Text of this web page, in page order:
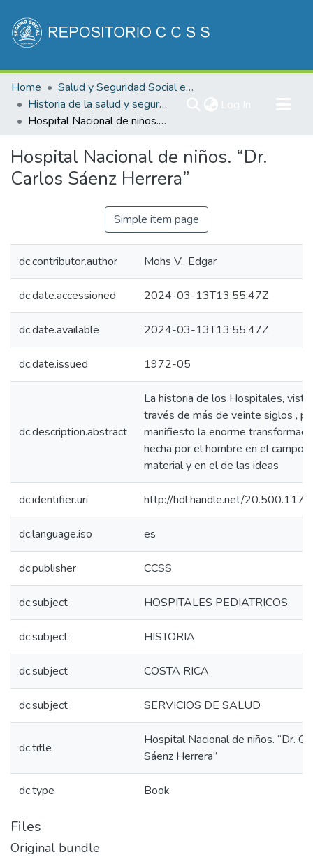
Communities & Collections
All of DSpace
Statistics
Home
Salud y Seguridad Social en Costa Rica
Historia de la salud y seguridad social de Costa Rica
Hospital Nacional de niños. “Dr. Carlos Sáenz Herrera”
Hospital Nacional de niños. “Dr.
Carlos Sáenz Herrera”
Simple item page
dc.contributor.author Mohs V., Edgar
dc.date.accessioned 2024-03-13T13:55:47Z
dc.date.available 2024-03-13T13:55:47Z
dc.date.issued 1972-05
dc.description.abstract
La historia de los Hospitales, vista
través de más de veinte siglos ,
manifiesto la enorme
hecha por el hombre en el campo
material y en el de las ideas
dc.identifier.uri http://hdl.handle.net/
dc.language.iso es
dc.publisher CCSS
dc.subject HOSPITALES PEDIATRICOS
dc.subject HISTORIA
dc.subject COSTA RICA
dc.subject SERVICIOS DE SALUD
dc.title
Hospital Nacional de niños. “Dr.
Sáenz Herrera”
dc.type Book
Files
Original bundle